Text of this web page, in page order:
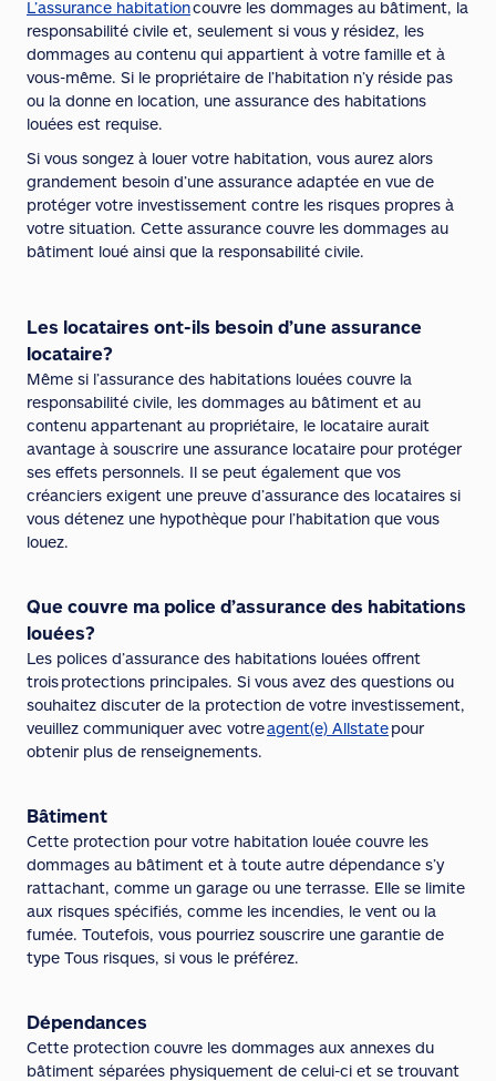
L’assurance habitationcouvre les dommages au bâtiment, la
responsabilité civile et, seulement si vous y résidez, les
dommages au contenu qui appartient à votre famille et à
vous-même. Si le propriétaire de l’habitation n’y réside pas
ou la donne en location, une assurance des habitations
louées est requise.
Si vous songez à louer votre habitation, vous aurez alors
grandement besoin d’une assurance adaptée en vue de
protéger votre investissement contre les risques propres à
votre situation. Cette assurance couvre les dommages au
bâtiment loué ainsi que la responsabilité civile.
Les locataires ont-ils besoin d’une assurance
locataire?
Même si l’assurance des habitations louées couvre la
responsabilité civile, les dommages au bâtiment et au
contenu appartenant au propriétaire, le locataire aurait
avantage à souscrire une assurance locataire pour protéger
ses effets personnels. Il se peut également que vos
créanciers exigent une preuve d’assurance des locataires si
vous détenez une hypothèque pour l’habitation que vous
louez.
Que couvre ma police d’assurance des habitations
louées?
Les polices d’assurance des habitations louées offrent
trois protections principales. Si vous avez des questions ou
souhaitez discuter de la protection de votre investissement,
veuillez communiquer avec votreagent(e) Allstatepour
obtenir plus de renseignements.
Bâtiment
Cette protection pour votre habitation louée couvre les
dommages au bâtiment et à toute autre dépendance s’y
rattachant, comme un garage ou une terrasse. Elle se limite
aux risques spécifiés, comme les incendies, le vent ou la
fumée. Toutefois, vous pourriez souscrire une garantie de
type Tous risques, si vous le préférez.
Dépendances
Cette protection couvre les dommages aux annexes du
bâtiment séparées physiquement de celui-ci et se trouvant